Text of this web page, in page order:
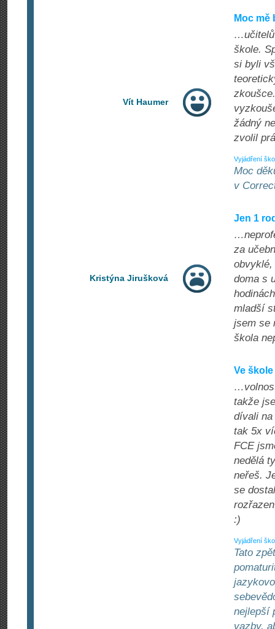
Vít Haumer
Moc
…učitelů
škole.
si byli
žádný
zvolil
Vyjádření
Moc
v
Kristýna Jirušková
Jen 1
za
doma s
mladší
jsem se
škola
Ve
takže
dívali
tak 5x
FCE
nedělá
neřeš.
se
:)
Vyjádření
Tato
nejlepší
vazby,